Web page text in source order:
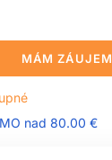
MÁM ZÁUJEM
nad 80.00 €